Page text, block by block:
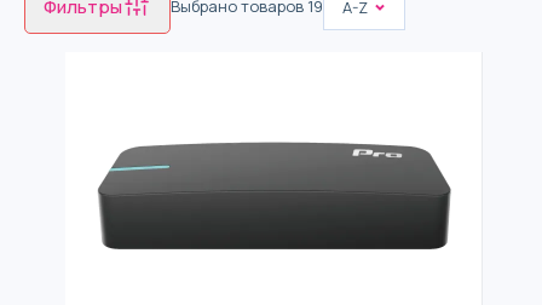
Фильтры Выбрано товаров 19 A-Z